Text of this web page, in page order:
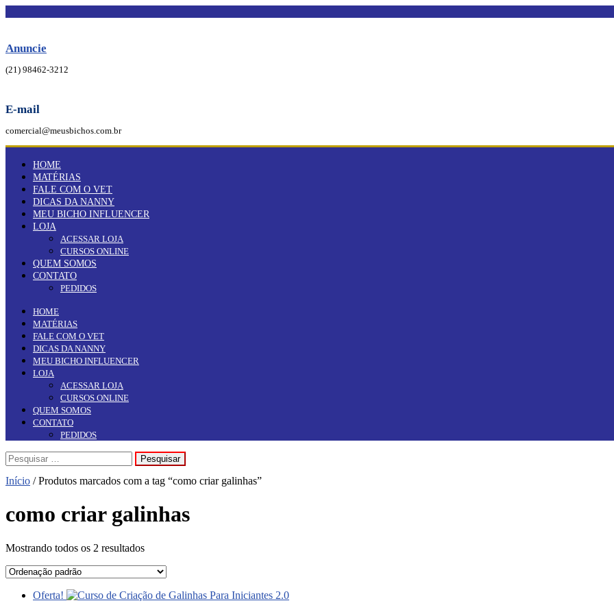
conteúdo
Anuncie
(21) 98462-3212
E-mail
comercial@meusbichos.com.br
HOME
MATÉRIAS
FALE COM O VET
DICAS DA NANNY
MEU BICHO INFLUENCER
LOJA
ACESSAR LOJA
CURSOS ONLINE
QUEM SOMOS
CONTATO
PEDIDOS
HOME
MATÉRIAS
FALE COM O VET
DICAS DA NANNY
MEU BICHO INFLUENCER
LOJA
ACESSAR LOJA
CURSOS ONLINE
QUEM SOMOS
CONTATO
PEDIDOS
Pesquisar
por:
Início / Produtos marcados com a tag “como criar galinhas”
como criar galinhas
Mostrando todos os 2 resultados
Oferta!